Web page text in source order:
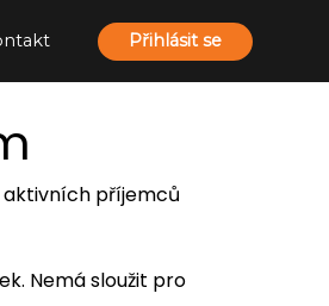
Přihlásit se
aktivních příjemců
Nemá sloužit pro